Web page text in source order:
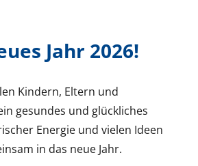
Jahr 2026!
Kindern, Eltern und
gesundes und glückliches
Energie und vielen Ideen
in das neue Jahr.